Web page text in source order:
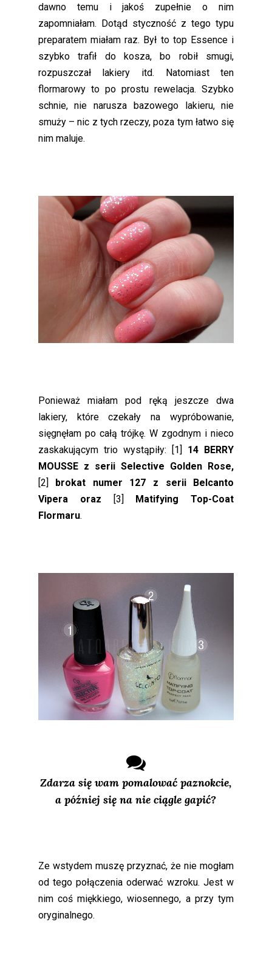
dawno temu i jakoś zupełnie o nim
zapomniałam. Dotąd styczność z tego typu
preparatem miałam raz. Był to top Essence i
szybko trafił do kosza, bo robił smugi,
rozpuszczał lakiery itd. Natomiast ten
flormarowy to po prostu rewelacja. Szybko
schnie, nie narusza bazowego lakieru, nie
smuży – nic z tych rzeczy, poza tym łatwo się
nim maluje.
Ponieważ miałam pod ręką jeszcze dwa
lakiery, które czekały na wypróbowanie,
sięgnęłam po całą trójkę. W zgodnym i nieco
zaskakującym trio wystąpiły: [1] 14 BERRY
MOUSSE z serii Selective Golden Rose,
[2] brokat numer 127 z serii Belcanto
Vipera oraz
[3] Matifying Top-Coat
Flormaru.
Zdarza się wam pomalować paznokcie,
a później się na nie ciągle gapić?
Ze wstydem muszę przyznać, że nie mogłam
od tego połączenia oderwać wzroku. Jest w
nim coś miękkiego, wiosennego, a przy tym
oryginalnego.